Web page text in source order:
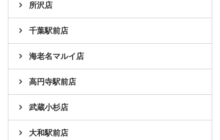
所沢店
千葉駅前店
海老名マルイ店
高円寺駅前店
武蔵小杉店
大和駅前店